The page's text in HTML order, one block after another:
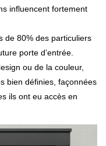
influencent fortement
de 80% des particuliers
porte d’entrée.
ou de la couleur,
bien définies, façonnées
ils ont eu accès en